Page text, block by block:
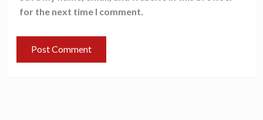
for the next time I comment.